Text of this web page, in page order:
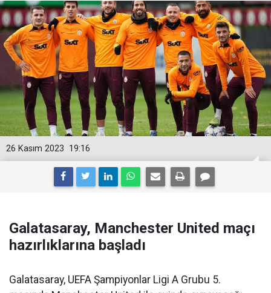
19:16
26 Kasım 2023
Galatasaray, Manchester United maçı
hazırlıklarına başladı
Galatasaray, UEFA Şampiyonlar Ligi A Grubu 5.